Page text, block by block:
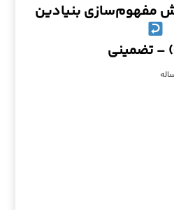
مفهوم‌سازی بنیادین